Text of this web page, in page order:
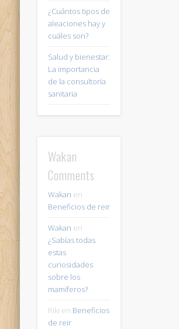
¿Cuántos tipos de
aleaciones hay y
cuáles son?
Salud y bienestar:
La importancia
de la consultoría
sanitaria
Wakan
Comments
Wakan en
Beneficios de reir
Wakan en
¿Sabías todas
estas
curiosidades
sobre los
mamíferos?
Riki en Beneficios
de reir